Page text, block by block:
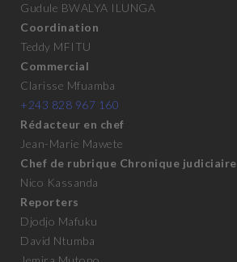
Gudule BWALYA ILUNGA
Coordination
Teddy MFITU
Commercial
Clarisse Mfuamba
+243 828 967 160
Rédacteur en chef
Jean-Marie Mawete
Chef de rubrique Chronique judiciaire
Nico Kassanda
Reporters
Djodjo Mafuku
David Ntumba